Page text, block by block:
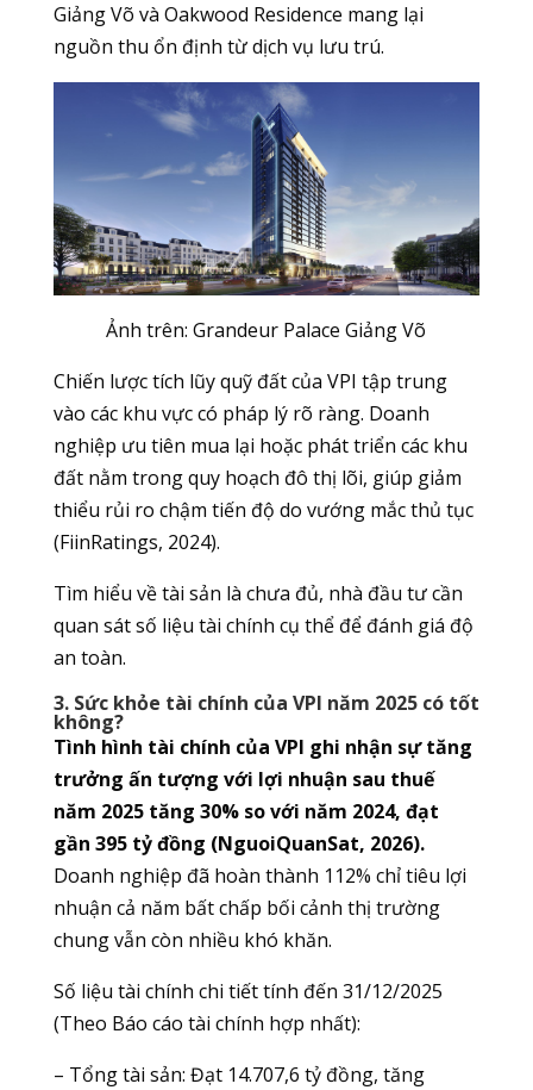
Giảng Võ và Oakwood Residence mang lại
nguồn thu ổn định từ dịch vụ lưu trú.
Ảnh trên:Grandeur Palace Giảng Võ
Chiến lược tích lũy quỹ đất của VPI tập trung
vào các khu vực có pháp lý rõ ràng. Doanh
nghiệp ưu tiên mua lại hoặc phát triển các khu
đất nằm trong quy hoạch đô thị lõi, giúp giảm
thiểu rủi ro chậm tiến độ do vướng mắc thủ tục
(FiinRatings, 2024).
Tìm hiểu về tài sản là chưa đủ, nhà đầu tư cần
quan sát số liệu tài chính cụ thể để đánh giá độ
an toàn.
3. Sức khỏe tài chính của VPI năm 2025 có tốt
không?
Tình hình tài chính của VPI ghi nhận sự tăng
trưởng ấn tượng với lợi nhuận sau thuế
năm 2025 tăng 30% so với năm 2024, đạt
gần 395 tỷ đồng (NguoiQuanSat, 2026).
Doanh nghiệp đã hoàn thành 112% chỉ tiêu lợi
nhuận cả năm bất chấp bối cảnh thị trường
chung vẫn còn nhiều khó khăn.
Số liệu tài chính chi tiết tính đến 31/12/2025
(Theo Báo cáo tài chính hợp nhất):
– Tổng tài sản: Đạt 14.707,6 tỷ đồng, tăng